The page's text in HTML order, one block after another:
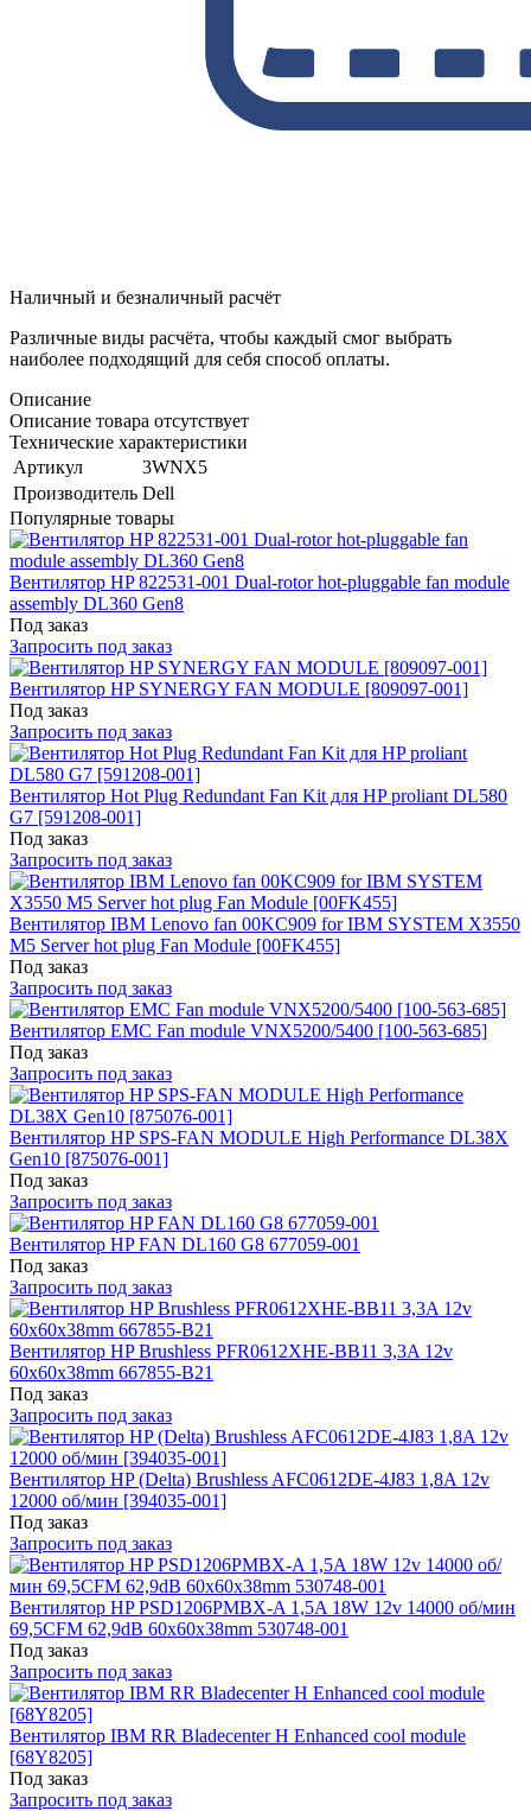
Наличный и безналичный расчёт
Различные виды расчёта, чтобы каждый смог выбрать
наиболее подходящий для себя способ оплаты.
Описание
Описание товара отсутствует
Технические характеристики
Артикул
3WNX5
Производитель Dell
Популярные товары
Вентилятор HP 822531-001 Dual-rotor hot-pluggable fan module
assembly DL360 Gen8
Под заказ
Запросить под заказ
Вентилятор HP SYNERGY FAN MODULE [809097-001]
Под заказ
Запросить под заказ
Вентилятор Hot Plug Redundant Fan Kit для HP proliant DL580
G7 [591208-001]
Под заказ
Запросить под заказ
Вентилятор IBM Lenovo fan 00KC909 for IBM SYSTEM X3550
M5 Server hot plug Fan Module [00FK455]
Под заказ
Запросить под заказ
Вентилятор EMC Fan module VNX5200/5400 [100-563-685]
Под заказ
Запросить под заказ
Вентилятор HP SPS-FAN MODULE High Performance DL38X
Gen10 [875076-001]
Под заказ
Запросить под заказ
Вентилятор HP FAN DL160 G8 677059-001
Под заказ
Запросить под заказ
Вентилятор HP Brushless PFR0612XHE-BB11 3,3A 12v
60x60x38mm 667855-B21
Под заказ
Запросить под заказ
Вентилятор HP (Delta) Brushless AFC0612DE-4J83 1,8A 12v
12000 об/мин [394035-001]
Под заказ
Запросить под заказ
Вентилятор HP PSD1206PMBX-A 1,5A 18W 12v 14000 об/мин
69,5CFM 62,9dB 60x60x38mm 530748-001
Под заказ
Запросить под заказ
Вентилятор IBM RR Bladecenter H Enhanced cool module
[68Y8205]
Под заказ
Запросить под заказ